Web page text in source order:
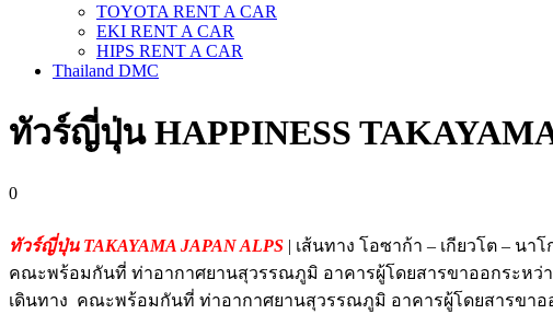
TOYOTA RENT A CAR
EKI RENT A CAR
HIPS RENT A CAR
Thailand DMC
ทัวร์ญี่ปุ่น HAPPINESS
0
ทัวร์ญี่ปุ่น TAKAYAMA JAPAN ALPS | เส้นทาง โอซาก้า – เกียวโต – นา
คณะพร้อมกันที่ ท่าอากาศยานสุวรรณภูมิ อาคารผู้โดยสารขาออกระหว่า
เดินทาง คณะพร้อมกันที่ ท่าอากาศยานสุวรรณภูมิ อาคารผู้โดยสารขาอ